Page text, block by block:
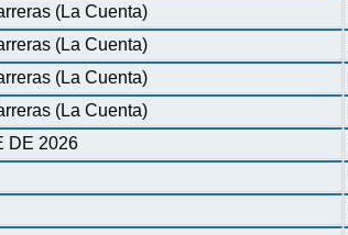
(La Cuenta)
(La Cuenta)
(La Cuenta)
(La Cuenta)
DE 2026